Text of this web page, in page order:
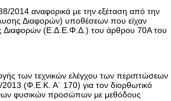
2014 αναφορικά με την εξέταση από την
Διαφορών) υποθέσεων που είχαν
Διαφορών (Ε.Δ.Ε.Φ.Δ.) του άρθρου 70Α του
των τεχνικών ελέγχου των περιπτώσεων
(Φ.Ε.Κ. Α΄ 170) για τον διορθωτικό
φυσικών προσώπων με μεθόδους